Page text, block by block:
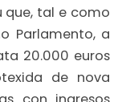
que, tal e como
Parlamento, a
20.000 euros
de nova